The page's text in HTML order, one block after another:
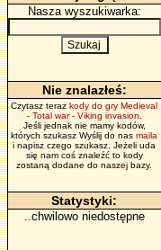
Nasza wyszukiwarka:
Nie znalazłeś:
Czytasz terazkody do gry Medieval
- Total war - Viking invasion
Jeśli jednak nie mamy kodów,
których szukasz Wyślij do nasmaila
i napisz czego szukasz. Jeżeli uda
się nam coś znaleźć to kody
zostaną dodane do naszej bazy.
Statystyki:
..chwilowo niedostępne